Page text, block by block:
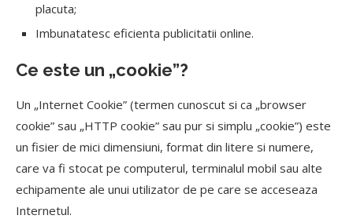
placuta;
Imbunatatesc eficienta publicitatii online.
Ce este un „cookie”?
Un „Internet Cookie” (termen cunoscut si ca „browser
cookie” sau „HTTP cookie” sau pur si simplu „cookie”) este
un fisier de mici dimensiuni, format din litere si numere,
care va fi stocat pe computerul, terminalul mobil sau alte
echipamente ale unui utilizator de pe care se acceseaza
Internetul.